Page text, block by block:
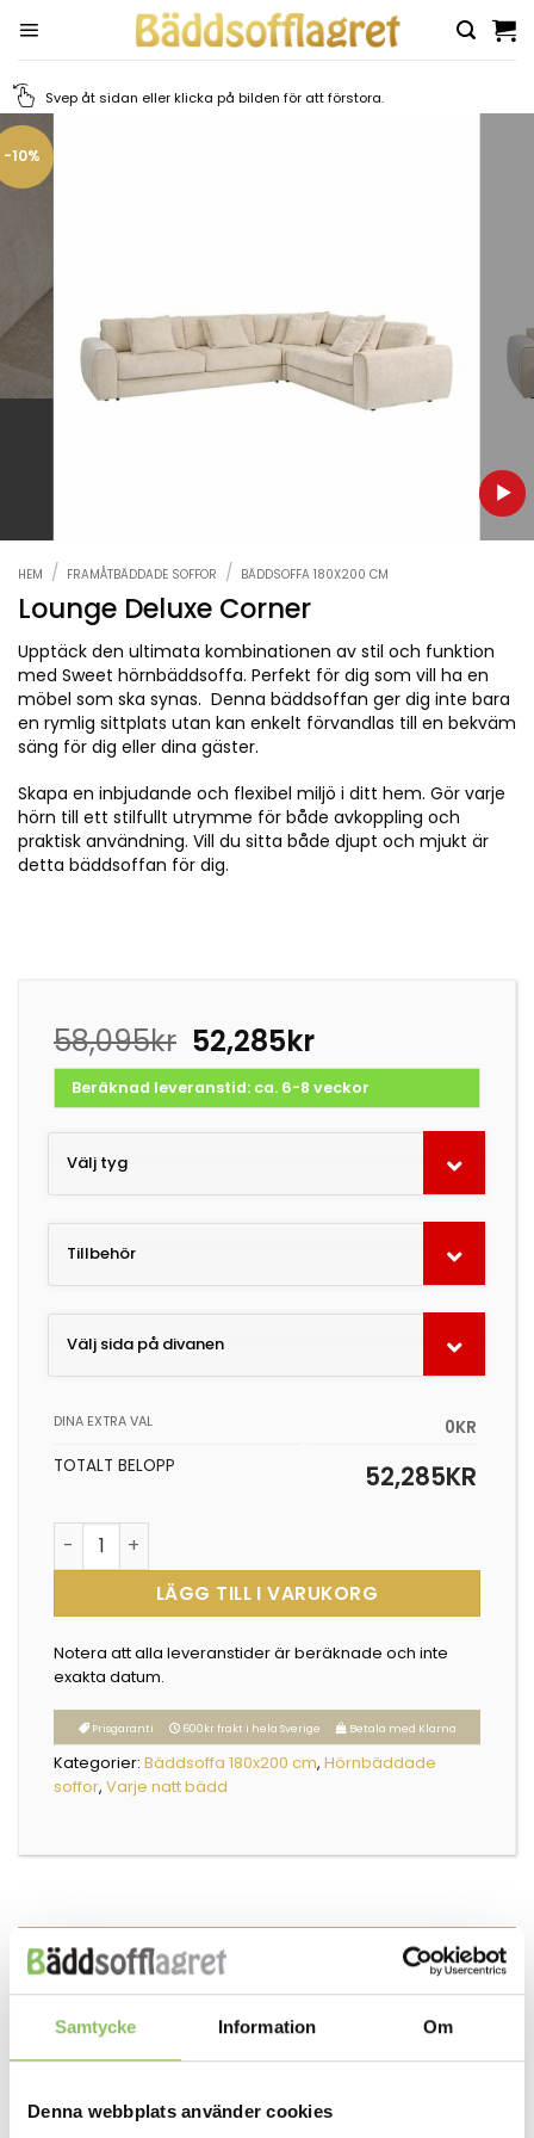
Samtycke Information Om
Denna webbplats använder cookies
Svep åt sidan eller klicka på bilden för att förstora.
-10%
HEM / FRAMÅTBÄDDADE SOFFOR / BÄDDSOFFA 180X200 CM
Lounge Deluxe Corner
Upptäck den ultimata kombinationen av stil och funktion
med Sweet hörnbäddsoffa. Perfekt för dig som vill ha en
möbel som ska synas. Denna bäddsoffan ger dig inte bara
en rymlig sittplats utan kan enkelt förvandlas till en bekväm
säng för dig eller dina gäster.
Skapa en inbjudande och flexibel miljö i ditt hem. Gör varje
hörn till ett stilfullt utrymme för både avkoppling och
praktisk användning. Vill du sitta både djupt och mjukt är
detta bäddsoffan för dig.
58,095kr Det
ursprungliga
priset
var:
58,095kr.
52,285krDet
nuvarande
priset
är:
52,285kr.
Beräknad leveranstid: ca. 6-8 veckor
Välj tyg
Tillbehör
Välj sida på divanen
DINA EXTRA VAL
0KR
TOTALT BELOPP
52,285KR
Lounge Deluxe Corner mängd
LÄGG TILL I VARUKORG
Notera att alla leveranstider är beräknade och inte
exakta datum.
Prisgaranti 600kr frakt i hela Sverige Betala med Klarna
Kategorier: Bäddsoffa 180x200 cm, Hörnbäddade
soffor, Varje natt bädd
Beskrivning
Om tygerna:
Klicka här för att läsa mer om tygerna.
Madrass: